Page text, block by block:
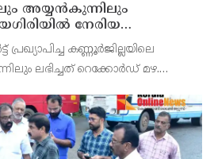
അയ്യൻകുന്നിലും
നേരിയ
ക്യാമ്പിലേക്ക് മാറ്റി
പ്രഖ്യാപിച്ച കണ്ണൂർജില്ലയിലെ
ലഭിച്ചത് റെക്കോർഡ് മഴ.
സംസ്ഥാനത്ത